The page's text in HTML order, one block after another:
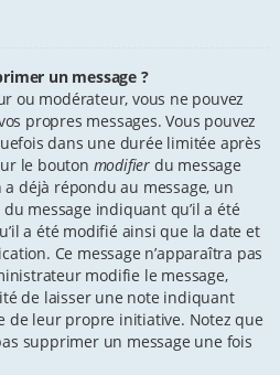
un message ?
ou modérateur, vous ne pouvez
propres messages. Vous pouvez
dans une durée limitée après
le bouton modifier du message
déjà répondu au message, un
message indiquant qu’il a été
a été modifié ainsi que la date et
Ce message n’apparaîtra pas
modifie le message,
de laisser une note indiquant
de leur propre initiative. Notez que
supprimer un message une fois